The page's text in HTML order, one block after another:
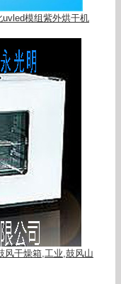
模组紫外烘干机
风干燥箱,工业,鼓风山